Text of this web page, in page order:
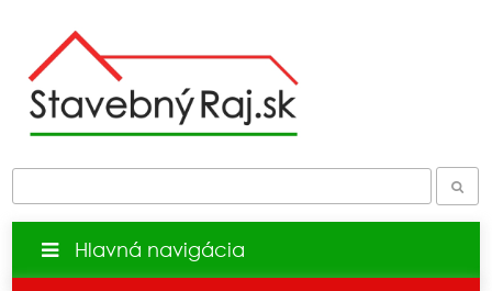
Hlavná navigácia